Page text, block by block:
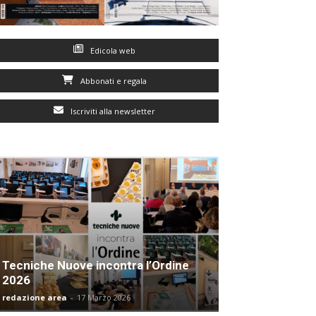
Edicola web
Abbonati e regala
Iscriviti alla newsletter
Tecniche Nuove incontra l’Ordine
2026
redazione area - 17 Marzo 2026